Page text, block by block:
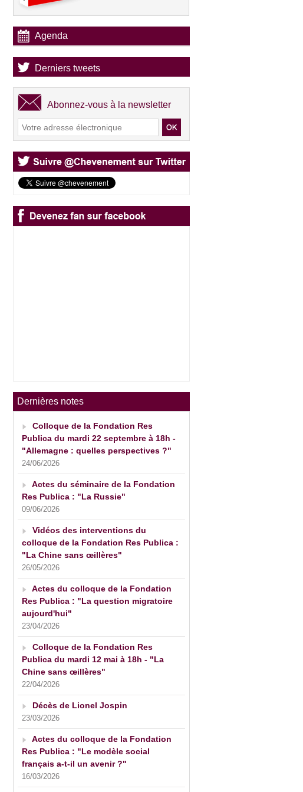
Agenda
Derniers tweets
Abonnez-vous à la newsletter
Dernières notes
Colloque de la Fondation Res
Publica du mardi 22 septembre à 18h -
"Allemagne : quelles perspectives ?"
24/06/2026
Actes du séminaire de la Fondation
Res Publica : "La Russie"
09/06/2026
Vidéos des interventions du
colloque de la Fondation Res Publica :
"La Chine sans œillères"
26/05/2026
Actes du colloque de la Fondation
Res Publica : "La question migratoire
aujourd'hui"
23/04/2026
Colloque de la Fondation Res
Publica du mardi 12 mai à 18h - "La
Chine sans œillères"
22/04/2026
Décès de Lionel Jospin
23/03/2026
Actes du colloque de la Fondation
Res Publica : "Le modèle social
français a-t-il un avenir ?"
16/03/2026